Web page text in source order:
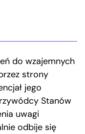
do wzajemnych
strony
jego
Stanów
uwagi
odbije się